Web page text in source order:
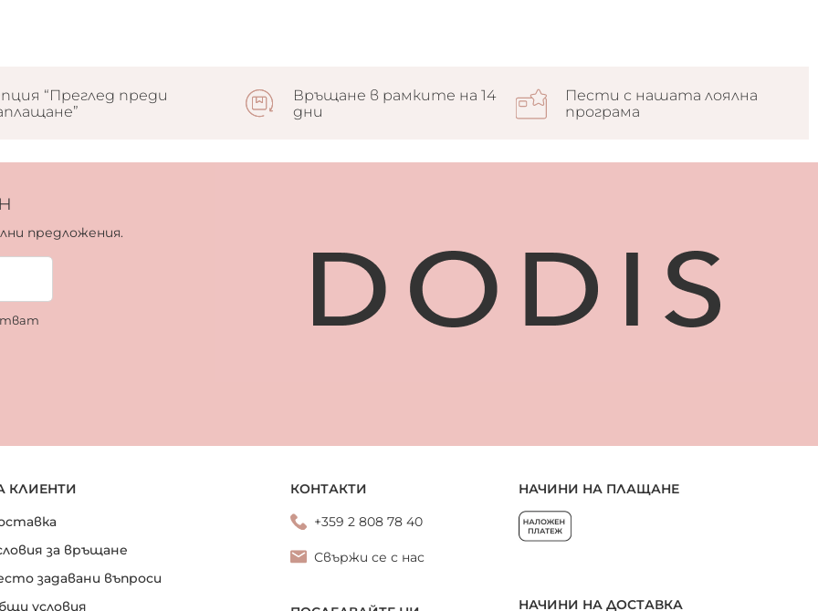
“Преглед преди
Връщане в рамките на 14
дни
Пести с нашата лоялна
програма
предложения.
КЛИЕНТИ
за връщане
задавани въпроси
условия
КОНТАКТИ
+359 2 808 78 40
Свържи се с нас
НАЧИНИ НА ПЛАЩАНЕ
НАЧИНИ НА ДОСТАВКА